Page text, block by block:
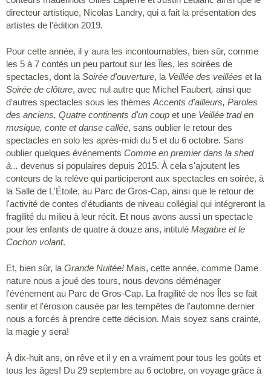
directeur artistique, Nicolas Landry, qui a fait la présentation des
artistes de l'édition 2019.
Pour cette année, il y aura les incontournables, bien sûr, comme
les 5 à 7 contés un peu partout sur les Îles, les soirées de
spectacles, dont la Soirée d'ouverture, la Veillée des veillées et la
Soirée de clôture, avec nul autre que Michel Faubert, ainsi que
d'autres spectacles sous les thèmes Accents d'ailleurs, Paroles
des anciens, Quatre continents d'un coup et une Veillée trad en
musique, conte et danse callée, sans oublier le retour des
spectacles en solo les après-midi du 5 et du 6 octobre. Sans
oublier quelques événements Comme en premier dans la shed
à... devenus si populaires depuis 2015. À cela s'ajoutent les
conteurs de la relève qui participeront aux spectacles en soirée, à
la Salle de L'Étoile, au Parc de Gros-Cap, ainsi que le retour de
l'activité de contes d'étudiants de niveau collégial qui intégreront la
fragilité du milieu à leur récit. Et nous avons aussi un spectacle
pour les enfants de quatre à douze ans, intitulé Magabre et le
Cochon volant.
Et, bien sûr, la Grande Nuitée! Mais, cette année, comme Dame
nature nous a joué des tours, nous devons déménager
l'événement au Parc de Gros-Cap. La fragilité de nos Îles se fait
sentir et l'érosion causée par les tempêtes de l'automne dernier
nous a forcés à prendre cette décision. Mais soyez sans crainte,
la magie y sera!
À dix-huit ans, on rêve et il y en a vraiment pour tous les goûts et
tous les âges! Du 29 septembre au 6 octobre, on voyage grâce à